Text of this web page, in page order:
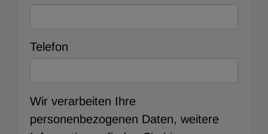
Telefon
Wir verarbeiten Ihre
personenbezogenen Daten, weitere